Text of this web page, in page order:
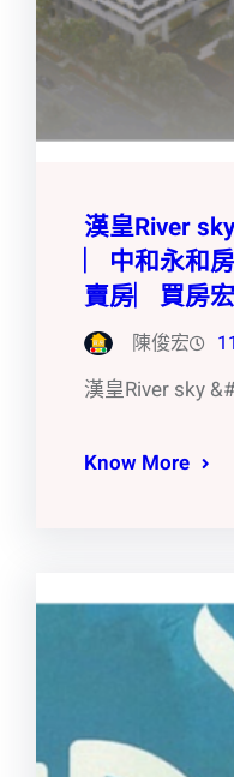
漢皇River
︳中和永和
賣房︳買房
陳俊宏
漢皇River sky
Know More